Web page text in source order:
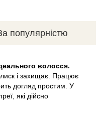
популярністю
волосся.
і захищає. Працює
догляд простим. У
які дійсно